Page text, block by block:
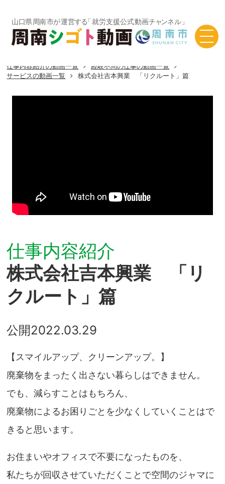
仕事内容紹介の動画一覧
経験不問の仕事の動画一覧
サービスの動画一覧
株式会社吉本興業 「リクルート」篇
仕事内容紹介
株式会社吉本興業 「リ
クルート」篇
公開2022.03.29
【スマイルアップ、クリーンアップ。】
廃棄物をまったく出さない暮らしはできません。
でも、減らすことはもちろん、
廃棄物によるお困りごとを少なくしていくことはで
きると思います。
お住まいやオフィスで不要になったものを、
私たちが回収させていただくことで空間のジャマに